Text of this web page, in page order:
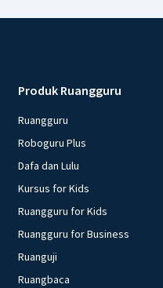
Produk Ruangguru
Ruangguru
Roboguru Plus
Dafa dan Lulu
Kursus for Kids
Ruangguru for Kids
Ruangguru for Business
Ruanguji
Ruangbaca